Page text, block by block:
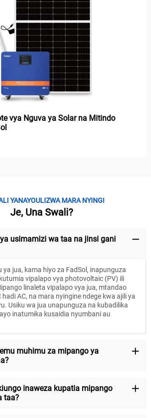
vya Nguva ya Solar na Mitindo
YANAYOULIZWA MARA NYINGI
Je, Una Swali?
usimamizi wa taa na jinsi gani
ya jua, kama hiyo za FadSol, inapunguza
vipalapo vya photovoltaic (PV) ili
linaleta vipalapo vya jua, mtandao
AC, na mara nyingine ndege kwa ajili ya
Usiku wa jua unapunguza na kubadilika
inatumika kusaidia nyumbani au
muhimu za mipango ya
inaweza kupatia mipango
taa?